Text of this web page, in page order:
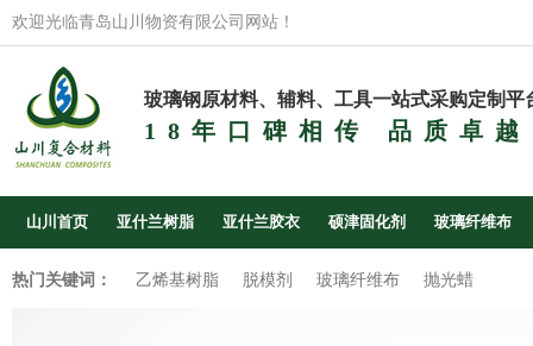
欢迎光临青岛山川物资有限公司网站！
玻璃钢原材料、辅料、工具一站式采购定制平
18年口碑相传 品质卓越
山川首页 亚什兰树脂 亚什兰胶衣 硕津固化剂 玻璃纤维布
热门关键词： 乙烯基树脂 脱模剂 玻璃纤维布 抛光蜡